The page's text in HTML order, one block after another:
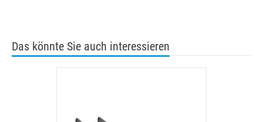
Das könnte Sie auch interessieren